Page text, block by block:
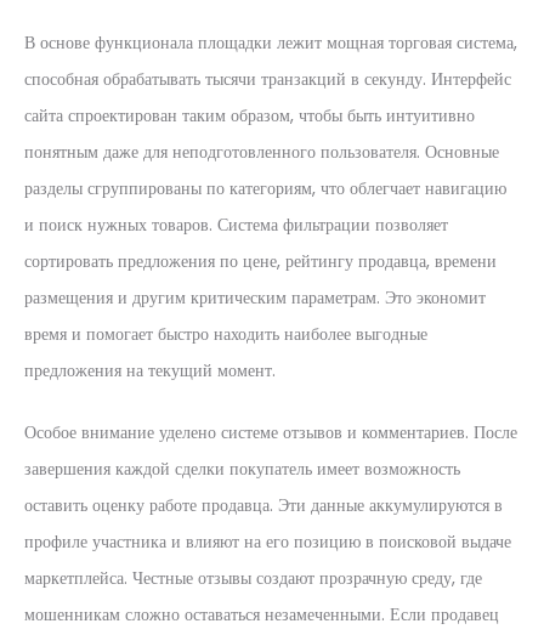
В основе функционала площадки лежит мощная торговая система,
способная обрабатывать тысячи транзакций в секунду. Интерфейс
сайта спроектирован таким образом, чтобы быть интуитивно
понятным даже для неподготовленного пользователя. Основные
разделы сгруппированы по категориям, что облегчает навигацию
и поиск нужных товаров. Система фильтрации позволяет
сортировать предложения по цене, рейтингу продавца, времени
размещения и другим критическим параметрам. Это экономит
время и помогает быстро находить наиболее выгодные
предложения на текущий момент.
Особое внимание уделено системе отзывов и комментариев. После
завершения каждой сделки покупатель имеет возможность
оставить оценку работе продавца. Эти данные аккумулируются в
профиле участника и влияют на его позицию в поисковой выдаче
маркетплейса. Честные отзывы создают прозрачную среду, где
мошенникам сложно оставаться незамеченными. Если продавец